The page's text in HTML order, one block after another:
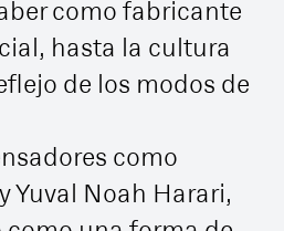
como fabricante
hasta la cultura
de los modos de
como
Yuval Noah Harari,